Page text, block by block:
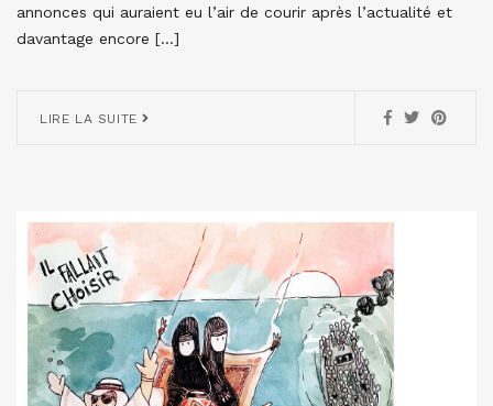
annonces qui auraient eu l’air de courir après l’actualité et
davantage encore […]
LIRE LA SUITE